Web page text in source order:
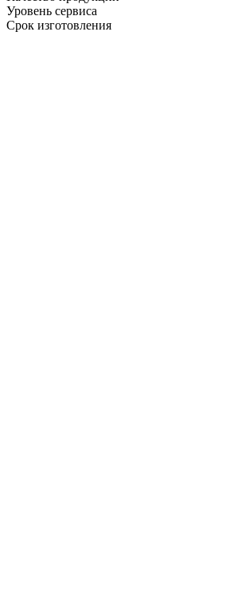
Уровень сервиса
Срок изготовления